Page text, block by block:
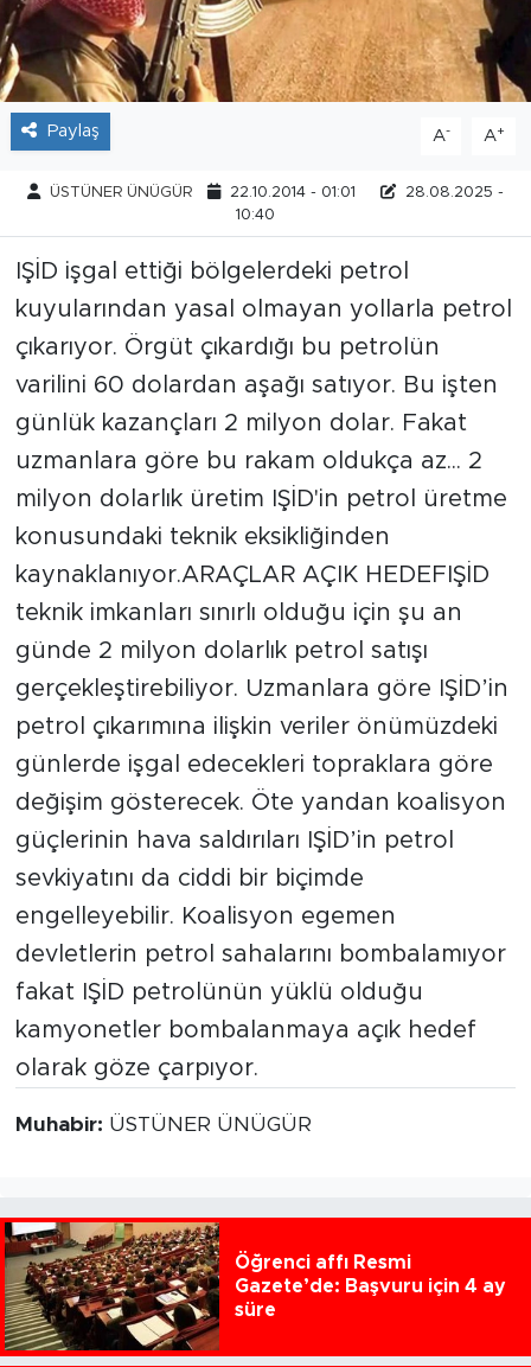
Paylaş A- A+
ÜSTÜNER ÜNÜGÜR 22.10.2014 - 01:01
28.08.2025 -
10:40
IŞİD işgal ettiği bölgelerdeki petrol
kuyularından yasal olmayan yollarla petrol
çıkarıyor. Örgüt çıkardığı bu petrolün
varilini 60 dolardan aşağı satıyor. Bu işten
günlük kazançları 2 milyon dolar. Fakat
uzmanlara göre bu rakam oldukça az... 2
milyon dolarlık üretim IŞİD'in petrol üretme
konusundaki teknik eksikliğinden
kaynaklanıyor.ARAÇLAR AÇIK HEDEFIŞİD
teknik imkanları sınırlı olduğu için şu an
günde 2 milyon dolarlık petrol satışı
gerçekleştirebiliyor. Uzmanlara göre IŞİD’in
petrol çıkarımına ilişkin veriler önümüzdeki
günlerde işgal edecekleri topraklara göre
değişim gösterecek. Öte yandan koalisyon
güçlerinin hava saldırıları IŞİD’in petrol
sevkiyatını da ciddi bir biçimde
engelleyebilir. Koalisyon egemen
devletlerin petrol sahalarını bombalamıyor
fakat IŞİD petrolünün yüklü olduğu
kamyonetler bombalanmaya açık hedef
olarak göze çarpıyor.
Muhabir: ÜSTÜNER ÜNÜGÜR
Öğrenci affı Resmi
Gazete’de: Başvuru için 4 ay
süre
Tarihçe
Resmi İlanlar
Teknoloji
Politika